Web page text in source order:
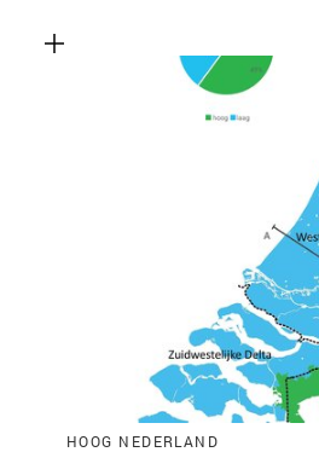
HOOG NEDERLAND